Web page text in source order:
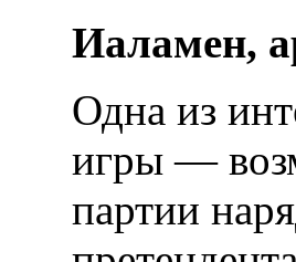
Иаламен,
Одна из
игры —
партии